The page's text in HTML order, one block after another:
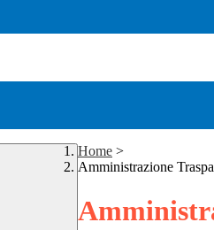
Home >
Amministrazione